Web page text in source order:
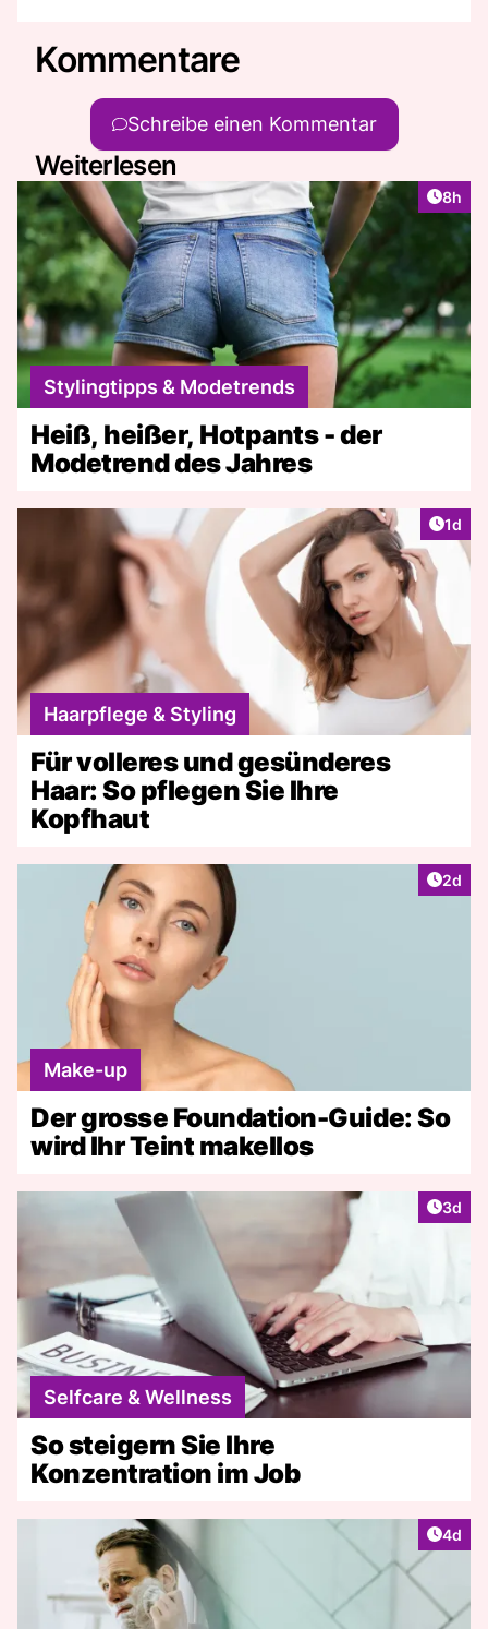
Kommentare
Schreibe einen Kommentar
Weiterlesen
8h
Stylingtipps & Modetrends
Heiß, heißer, Hotpants - der
Modetrend des Jahres
1d
Haarpflege & Styling
Für volleres und gesünderes
Haar: So pflegen Sie Ihre
Kopfhaut
2d
Make-up
Der grosse Foundation-Guide: So
wird Ihr Teint makellos
3d
Selfcare & Wellness
So steigern Sie Ihre
Konzentration im Job
4d